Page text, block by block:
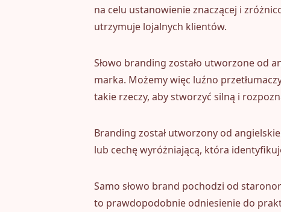
na celu ustanowienie znaczącej i
utrzymuje lojalnych klientów.
Słowo branding zostało utworzone od
marka. Możemy więc luźno
takie rzeczy, aby stworzyć silną i
Branding został utworzony od
lub cechę wyróżniającą, która
Samo słowo brand pochodzi od
to prawdopodobnie odniesienie do